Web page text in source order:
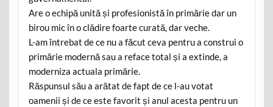
Are o echipă unită și profesionistă în primărie dar un
birou mic în o clădire foarte curată, dar veche.
L-am întrebat de ce nu a făcut ceva pentru a construi o
primărie modernă sau a reface total și a extinde, a
moderniza actuala primărie.
Răspunsul său a arătat de fapt de ce l-au votat
oamenii și de ce este favorit și anul acesta pentru un